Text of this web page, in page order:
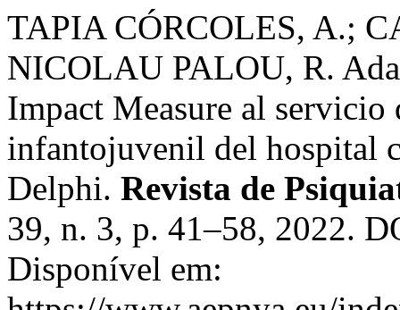
TAPIA CÓRCOLES, A.;
NICOLAU PALOU, R.
Impact Measure al
infantojuvenil del hospital
Delphi. Revista de
39, n. 3, p. 41–58, 2022.
Disponível em: